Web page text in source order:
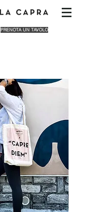
PRENOTA UN TAVOLO